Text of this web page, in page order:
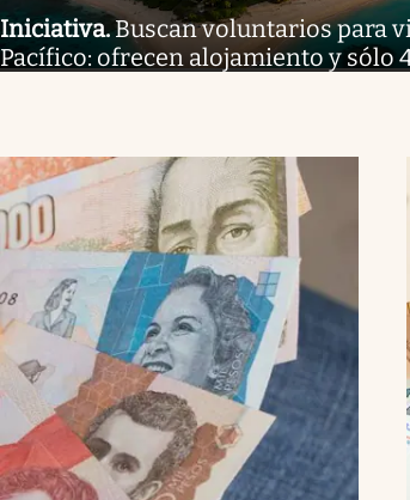
Iniciativa.Buscan voluntarios para
Pacífico: ofrecen alojamiento y sólo